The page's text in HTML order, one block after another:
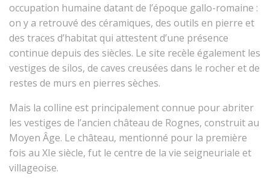
occupation humaine datant de l’époque gallo-romaine :
on y a retrouvé des céramiques, des outils en pierre et
des traces d’habitat qui attestent d’une présence
continue depuis des siècles. Le site recèle également les
vestiges de silos, de caves creusées dans le rocher et de
restes de murs en pierres sèches.
Mais la colline est principalement connue pour abriter
les vestiges de l’ancien château de Rognes, construit au
Moyen Âge. Le château, mentionné pour la première
fois au XIe siècle, fut le centre de la vie seigneuriale et
villageoise.